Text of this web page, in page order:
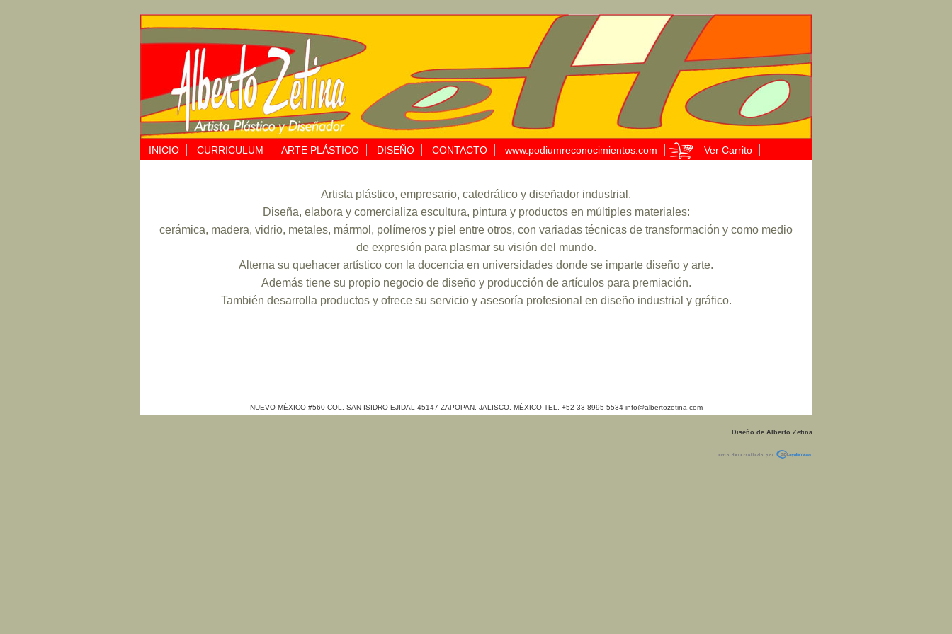
INICIO CURRICULUM ARTE PLÁSTICO DISEÑO CONTACTO www.podiumreconocimientos.com Ver Carrito
Artista plástico, empresario, catedrático y diseñador industrial.
Diseña, elabora y comercializa escultura, pintura y productos en múltiples materiales:
cerámica, madera, vidrio, metales, mármol, polímeros y piel entre otros, con variadas técnicas de transformación y como medio
de expresión para plasmar su visión del mundo.
Alterna su quehacer artístico con la docencia en universidades donde se imparte diseño y arte.
Además tiene su propio negocio de diseño y producción de artículos para premiación.
También desarrolla productos y ofrece su servicio y asesoría profesional en diseño industrial y gráfico.
NUEVO MÉXICO #560 COL. SAN ISIDRO EJIDAL 45147 ZAPOPAN, JALISCO, MÉXICO TEL. +52 33 8995 5534 info@albertozetina.com
Diseño de Alberto Zetina